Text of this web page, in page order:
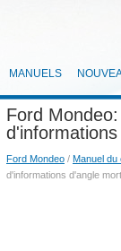
MANUELS
Ford
Ford Mondeo / Manuel du
d'informations d'angle mort